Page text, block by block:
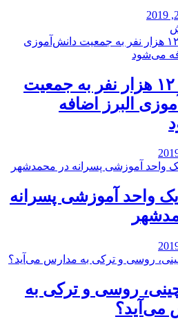
️سالانه ۱۲ هزار نفر به جمعیت
البرز اضافه
یک واحد آموزشی پسرانه
روسی و ترکی به
می‌آید؟